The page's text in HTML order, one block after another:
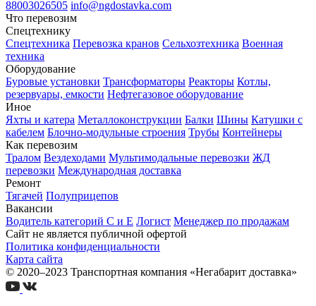
88003026505 info@ngdostavka.com
Что перевозим
Спецтехнику
Спецтехника Перевозка кранов Сельхозтехника Военная
техника
Оборудование
Буровые установки Трансформаторы Реакторы Котлы,
резервуары, емкости Нефтегазовое оборудование
Иное
Яхты и катера Металлоконструкции Балки Шины Катушки с
кабелем Блочно-модульные строения Трубы Контейнеры
Как перевозим
Тралом Вездеходами Мультимодальные перевозки ЖД
перевозки Международная доставка
Ремонт
Тягачей Полуприцепов
Вакансии
Водитель категорий С и Е Логист Менеджер по продажам
Сайт не является публичной офертой
Политика конфиденциальности
Карта сайта
© 2020–2023 Транспортная компания «Негабарит доставка»